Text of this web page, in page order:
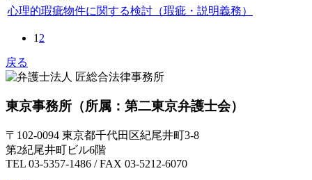
心理的瑕疵物件に関する検討（瑕疵・説明義務）
1 2
戻る
東京事務所 （所属：第二東京弁護士会）
〒102-0094 東京都千代田区紀尾井町3-8
第2紀尾井町ビル6階
TEL 03-5357-1486 / FAX 03-5212-6070